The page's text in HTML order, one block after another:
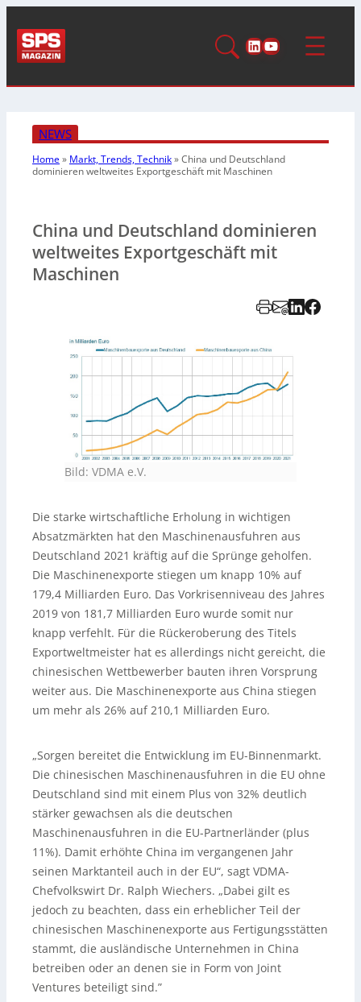
LinkedIn
YouTube
NEWS
Home» Markt, Trends, Technik»China und Deutschland
dominieren weltweites Exportgeschäft mit Maschinen
China und Deutschland dominieren
weltweites Exportgeschäft mit
Maschinen
Bild: VDMA e.V.
Die starke wirtschaftliche Erholung in wichtigen
Absatzmärkten hat den Maschinenausfuhren aus
Deutschland 2021 kräftig auf die Sprünge geholfen.
Die Maschinenexporte stiegen um knapp 10% auf
179,4 Milliarden Euro. Das Vorkrisenniveau des Jahres
2019 von 181,7 Milliarden Euro wurde somit nur
knapp verfehlt. Für die Rückeroberung des Titels
Exportweltmeister hat es allerdings nicht gereicht, die
chinesischen Wettbewerber bauten ihren Vorsprung
weiter aus. Die Maschinenexporte aus China stiegen
um mehr als 26% auf 210,1 Milliarden Euro.
„Sorgen bereitet die Entwicklung im EU-Binnenmarkt.
Die chinesischen Maschinenausfuhren in die EU ohne
Deutschland sind mit einem Plus von 32% deutlich
stärker gewachsen als die deutschen
Maschinenausfuhren in die EU-Partnerländer (plus
11%). Damit erhöhte China im vergangenen Jahr
seinen Marktanteil auch in der EU“, sagt VDMA-
Chefvolkswirt Dr. Ralph Wiechers. „Dabei gilt es
jedoch zu beachten, dass ein erheblicher Teil der
chinesischen Maschinenexporte aus Fertigungsstätten
stammt, die ausländische Unternehmen in China
betreiben oder an denen sie in Form von Joint
Ventures beteiligt sind.”